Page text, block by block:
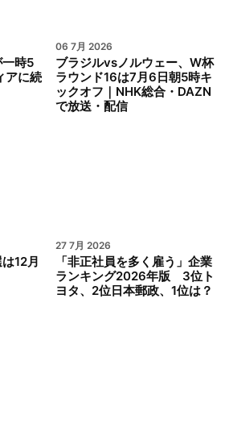
時5
アに続
06 7月 2026
ブラジルvsノルウェー、W杯
ラウンド16は7月6日朝5時キ
ックオフ｜NHK総合・DAZN
で放送・配信
12月
27 7月 2026
「非正社員を多く雇う」企業
ランキング2026年版 3位ト
ヨタ、2位日本郵政、1位は？